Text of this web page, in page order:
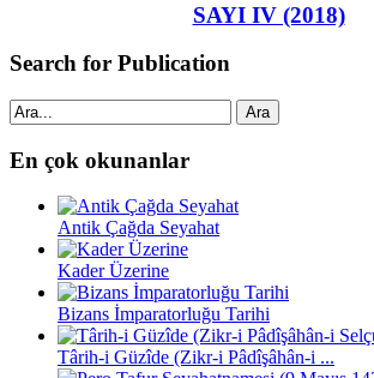
SAYI IV (2018)
Search for Publication
Ara
En çok okunanlar
Antik Çağda Seyahat
Kader Üzerine
Bizans İmparatorluğu Tarihi
Târih-i Güzîde (Zikr-i Pâdîşâhân-i ...